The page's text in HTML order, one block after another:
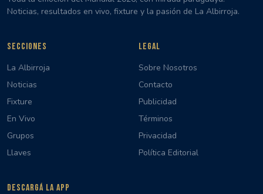
Noticias, resultados en vivo, fixture y la pasión de La Albirroja.
SECCIONES
La Albirroja
Noticias
Fixture
En Vivo
Grupos
Llaves
LEGAL
Sobre Nosotros
Contacto
Publicidad
Términos
Privacidad
Política Editorial
DESCARGÁ LA APP